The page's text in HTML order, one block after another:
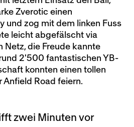
Zverotic einen
und zog mit dem linken Fuss
leicht abgefälscht via
Netz, die Freude kannte
2'500 fantastischen YB-
konnten einen tollen
Anfield Road feiern.
zwei Minuten vor